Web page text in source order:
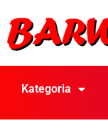
Kategoria